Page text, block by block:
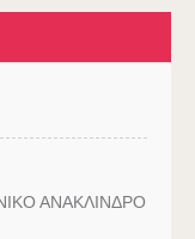
ΑΝΑΚΛΙΝΔΡΟ